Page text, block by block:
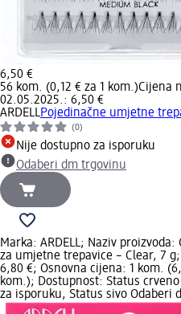
6,50 €
56 kom. (0,12 € za 1 kom.)Cijena
02.05.2025.: 6,50 €
ARDELLPojedinačne umjetne
(0)
Nije dostupno za isporuku
Odaberi dm trgovinu
Marka: ARDELL; Naziv
za umjetne trepavice – Clear, 7
6,80 €; Osnovna cijena: 1 kom.
kom.); Dostupnost: Status
za isporuku, Status sivo Odaberi